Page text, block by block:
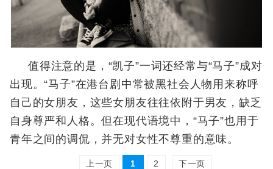
值得注意的是，“凯子”一词还经常与“马子”成对
出现。“马子”在港台剧中常被黑社会人物用来称呼
自己的女朋友，这些女朋友往往依附于男友，缺乏
自身尊严和人格。但在现代语境中，“马子”也用于
青年之间的调侃，并无对女性不尊重的意味。
上一页 1 2 下一页